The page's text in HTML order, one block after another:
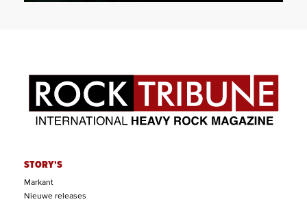
STORY'S
Markant
Nieuwe releases